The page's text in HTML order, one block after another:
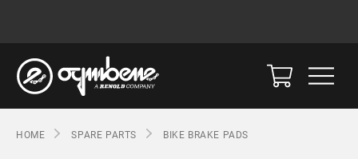
HOME SPARE PARTS BIKE BRAKE PADS